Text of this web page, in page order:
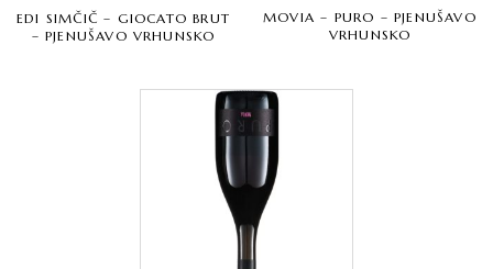
EDI SIMČIČ – GIOCATO BRUT
– PJENUŠAVO VRHUNSKO
MOVIA – PURO – PJENUŠAVO
VRHUNSKO